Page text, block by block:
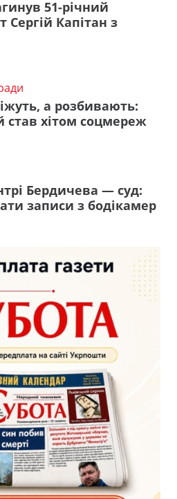
51-річний
Капітан з
а розбивають:
став хітом соцмереж
Бердичева — суд:
записи з бодікамер